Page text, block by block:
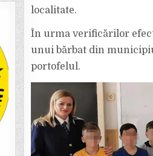
localitate.
În urma verificărilor
unui bărbat din
portofelul.